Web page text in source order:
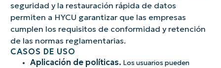
seguridad y la restauración rápida de datos
permiten a HYCU garantizar que las empresas
cumplen los requisitos de conformidad y retención
de las normas reglamentarias.
CASOS DE USO
Aplicación de políticas. Los usuarios pueden